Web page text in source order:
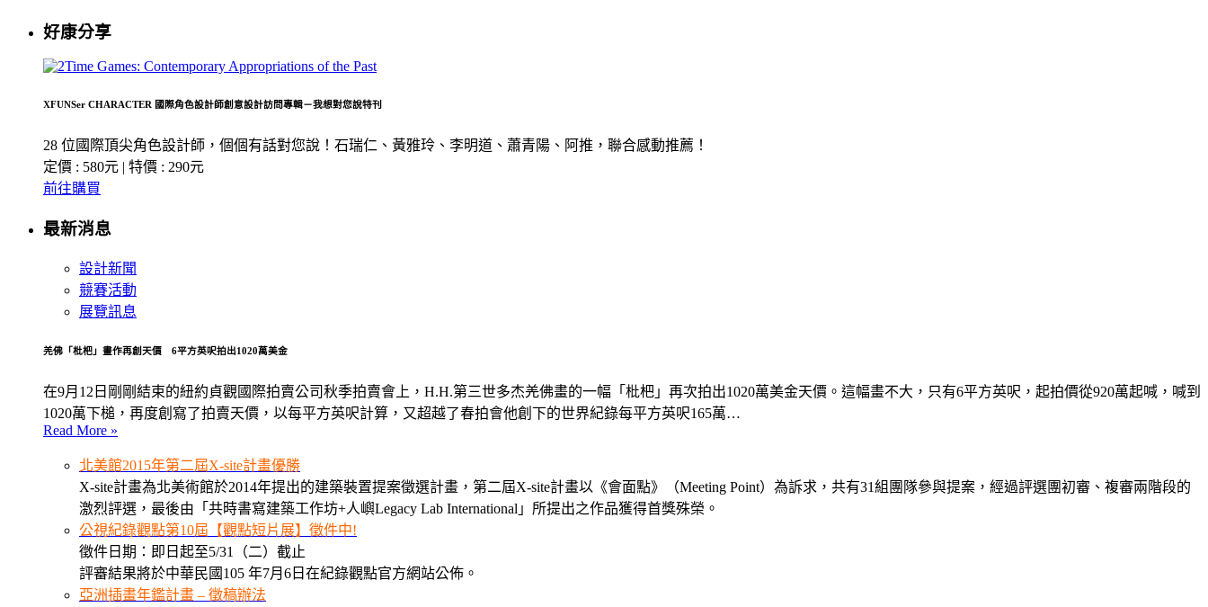
好康分享
XFUNSer CHARACTER 國際角色設計師創意設計訪問專輯－我想對您說特刊
28 位國際頂尖角色設計師，個個有話對您說！石瑞仁、黃雅玲、李明道、蕭青陽、阿推，聯合感動推薦！
定價 : 580元 | 特價 : 290元
前往購買
最新消息
設計新聞
競賽活動
展覽訊息
羌佛「枇杷」畫作再創天價 6平方英呎拍出1020萬美金
在9月12日剛剛結束的紐約貞觀國際拍賣公司秋季拍賣會上，H.H.第三世多杰羌佛畫的一幅「枇杷」再次拍出1020萬美金天價。這幅畫不大，只有6平方英呎，起拍價從920萬起喊，喊到
1020萬下槌，再度創寫了拍賣天價，以每平方英呎計算，又超越了春拍會他創下的世界紀錄每平方英呎165萬…
Read More »
北美館2015年第二屆X-site計畫優勝
X-site計畫為北美術館於2014年提出的建築裝置提案徵選計畫，第二屆X-site計畫以《會面點》（Meeting Point）為訴求，共有31組團隊參與提案，經過評選團初審、複審兩階段的
激烈評選，最後由「共時書寫建築工作坊+人嶼Legacy Lab International」所提出之作品獲得首獎殊榮。
公視紀錄觀點第10屆【觀點短片展】徵件中!
徵件日期：即日起至5/31（二）截止
評審結果將於中華民國105 年7月6日在紀錄觀點官方網站公佈。
亞洲插畫年鑑計畫 – 徵稿辦法